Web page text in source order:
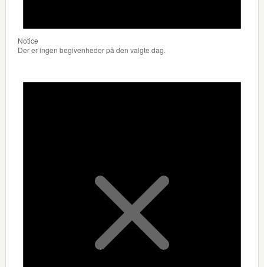
Notice
Der er ingen begivenheder på den valgte dag.